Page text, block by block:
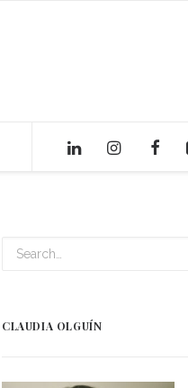
CLAUDIA OLGUÍN